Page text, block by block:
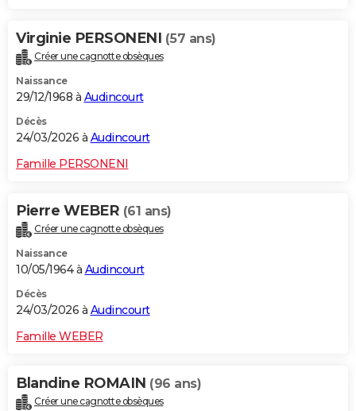
Virginie PERSONENI (57 ans)
Créer une cagnotte obsèques
Naissance
29/12/1968 à Audincourt
Décès
24/03/2026 à Audincourt
Famille PERSONENI
Pierre WEBER (61 ans)
Créer une cagnotte obsèques
Naissance
10/05/1964 à Audincourt
Décès
24/03/2026 à Audincourt
Famille WEBER
Blandine ROMAIN (96 ans)
Créer une cagnotte obsèques